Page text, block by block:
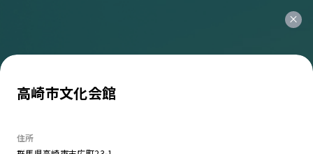
高崎市文化会館
住所